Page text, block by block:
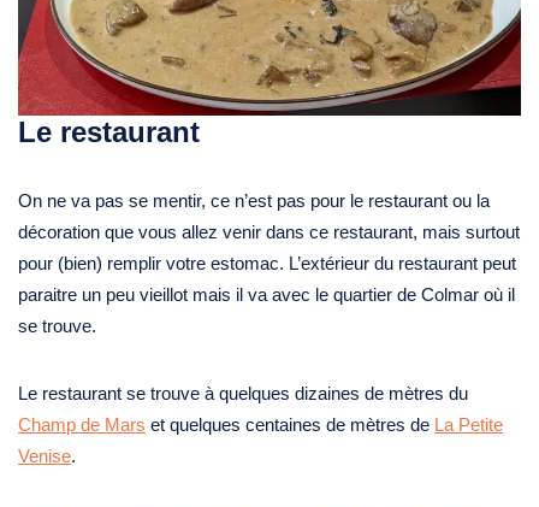
Le restaurant
On ne va pas se mentir, ce n’est pas pour le restaurant ou la
décoration que vous allez venir dans ce restaurant, mais surtout
pour (bien) remplir votre estomac. L’extérieur du restaurant peut
paraitre un peu vieillot mais il va avec le quartier de Colmar où il
se trouve.
Le restaurant se trouve à quelques dizaines de mètres du
Champ de Mars et quelques centaines de mètres de La Petite
Venise.